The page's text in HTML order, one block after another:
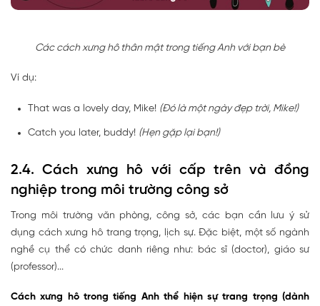
Các cách xưng hô thân mật trong tiếng Anh với bạn bè
Ví dụ:
That was a lovely day, Mike! (Đó là một ngày đẹp trời, Mike!)
Catch you later, buddy! (Hẹn gặp lại bạn!)
2.4. Cách xưng hô với cấp trên và đồng
nghiệp trong môi trường công sở
Trong môi trường văn phòng, công sở, các bạn cần lưu ý sử
dụng cách xưng hô trang trọng, lịch sự. Đặc biệt, một số ngành
nghề cụ thể có chức danh riêng như: bác sĩ (doctor), giáo sư
(professor)...
Cách xưng hô trong tiếng Anh thể hiện sự trang trọng (dành